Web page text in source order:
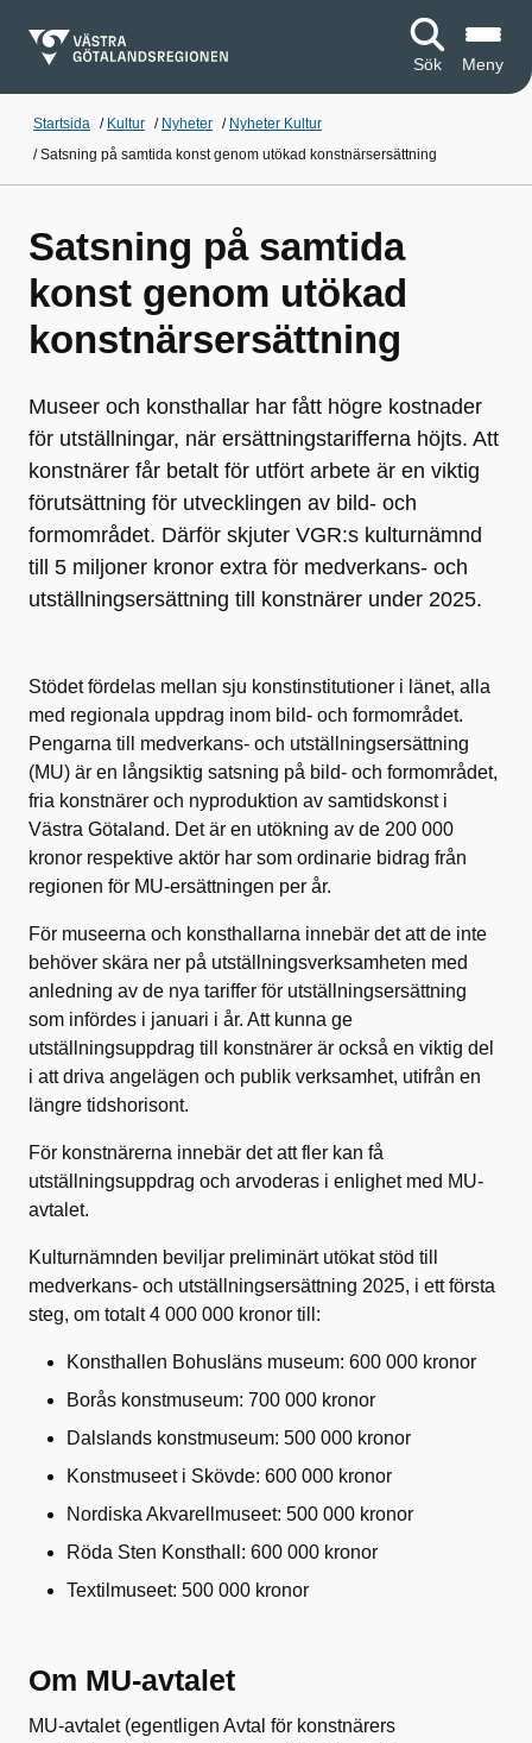
Sök Meny
Startsida / Kultur / Nyheter / Nyheter Kultur
/Satsning på samtida konst genom utökad konstnärsersättning
Satsning på samtida
konst genom utökad
konstnärsersättning
Museer och konsthallar har fått högre kostnader
för utställningar, när ersättningstarifferna höjts. Att
konstnärer får betalt för utfört arbete är en viktig
förutsättning för utvecklingen av bild- och
formområdet. Därför skjuter VGR:s kulturnämnd
till 5 miljoner kronor extra för medverkans- och
utställningsersättning till konstnärer under 2025.
Stödet fördelas mellan sju konstinstitutioner i länet, alla
med regionala uppdrag inom bild- och formområdet.
Pengarna till medverkans- och utställningsersättning
(MU) är en långsiktig satsning på bild- och formområdet,
fria konstnärer och nyproduktion av samtidskonst i
Västra Götaland. Det är en utökning av de 200 000
kronor respektive aktör har som ordinarie bidrag från
regionen för MU-ersättningen per år.
För museerna och konsthallarna innebär det att de inte
behöver skära ner på utställningsverksamheten med
anledning av de nya tariffer för utställningsersättning
som infördes i januari i år. Att kunna ge
utställningsuppdrag till konstnärer är också en viktig del
i att driva angelägen och publik verksamhet, utifrån en
längre tidshorisont.
För konstnärerna innebär det att fler kan få
utställningsuppdrag och arvoderas i enlighet med MU-
avtalet.
Kulturnämnden beviljar preliminärt utökat stöd till
medverkans- och utställningsersättning 2025, i ett första
steg, om totalt 4 000 000 kronor till:
Konsthallen Bohusläns museum: 600 000 kronor
Borås konstmuseum: 700 000 kronor
Dalslands konstmuseum: 500 000 kronor
Konstmuseet i Skövde: 600 000 kronor
Nordiska Akvarellmuseet: 500 000 kronor
Röda Sten Konsthall: 600 000 kronor
Textilmuseet: 500 000 kronor
Om MU-avtalet
MU-avtalet (egentligen Avtal för konstnärers